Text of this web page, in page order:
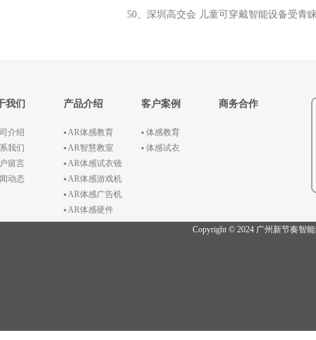
50、深圳高交会 儿童可穿戴智能设备受青
我们
介绍
我们
留言
动态
产品介绍
▪ AR体感教育
▪ AR智慧教室
▪ AR体感试衣镜
▪ AR体感游戏机
▪ AR体感广告机
▪ AR体感硬件
客户案例
▪ 体感教育
▪ 体感试衣
商务合作
Copyright © 2024 广州新节奏智